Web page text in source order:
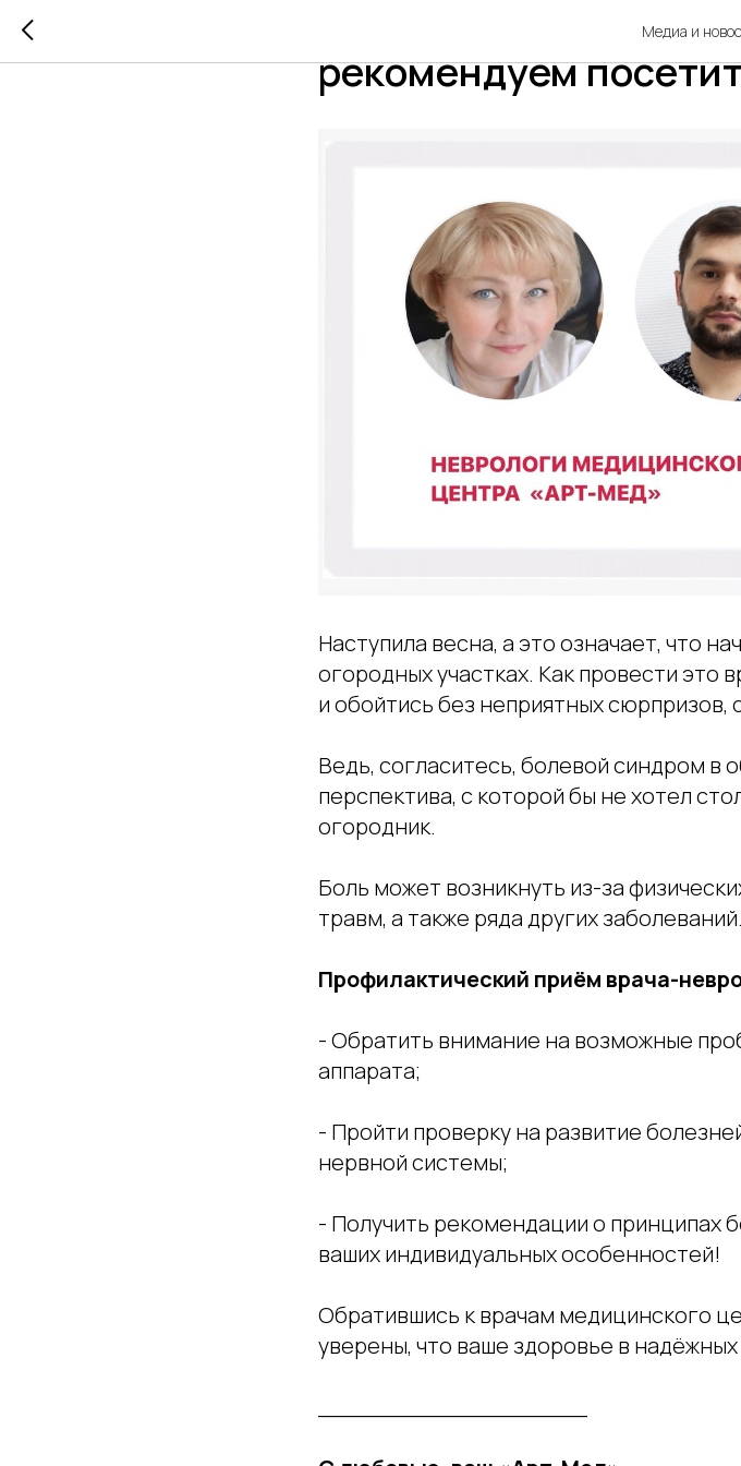
Медиа и
Перед огородно-
рекомендуем
Наступила весна, а это означает, что
огородных участках. Как провести это
и обойтись без неприятных сюрпризов,
Ведь, согласитесь, болевой синдром в
перспектива, с которой бы не хотел
огородник.
Боль может возникнуть из-за
травм, а также ряда других заболеваний.
Профилактический приём врача-
- Обратить внимание на возможные
аппарата;
- Пройти проверку на развитие
нервной системы;
- Получить рекомендации о принципах
ваших индивидуальных особенностей!
Обратившись к врачам медицинского
уверены, что ваше здоровье в надёжных